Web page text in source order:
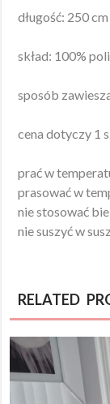
długość: 250
skład: 100%
sposób
cena dotyczy 1
prać w
prasować w
nie stosować
nie suszyć w
RELATED